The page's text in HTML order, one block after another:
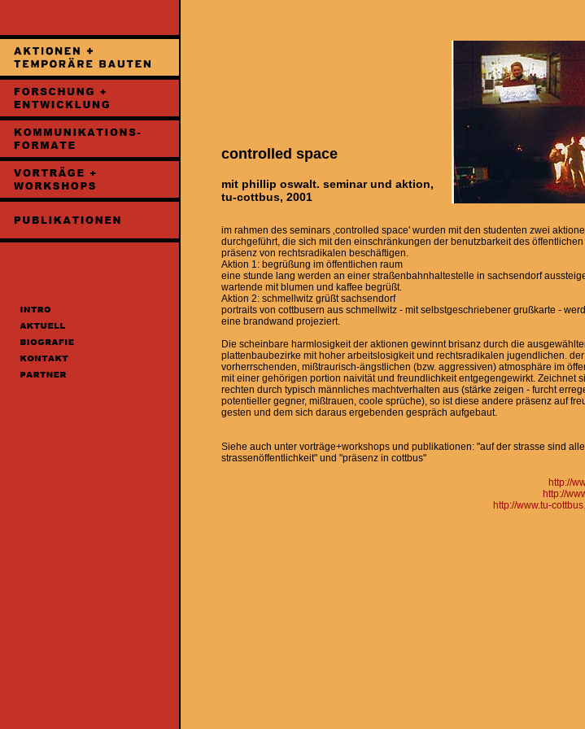
controlled space
mit phillip oswalt. seminar und aktion,
tu-cottbus, 2001
im rahmen des seminars ‚controlled space' wurden mit den studenten zwei
durchgeführt, die sich mit den einschränkungen der benutzbarkeit des
präsenz von rechtsradikalen beschäftigen.
Aktion 1: begrüßung im öffentlichen raum
eine stunde lang werden an einer straßenbahnhaltestelle in sachsendorf
wartende mit blumen und kaffee begrüßt.
Aktion 2: schmellwitz grüßt sachsendorf
portraits von cottbusern aus schmellwitz - mit selbstgeschriebener grußkarte -
eine brandwand projeziert.
Die scheinbare harmlosigkeit der aktionen gewinnt brisanz durch die
plattenbaubezirke mit hoher arbeitslosigkeit und rechtsradikalen jugendlichen.
vorherrschenden, mißtraurisch-ängstlichen (bzw. aggressiven) atmosphäre im
mit einer gehörigen portion naivität und freundlichkeit entgegengewirkt. Zeichnet
rechten durch typisch männliches machtverhalten aus (stärke zeigen - furcht
potentieller gegner, mißtrauen, coole sprüche), so ist diese andere präsenz auf
gesten und dem sich daraus ergebenden gespräch aufgebaut.
Siehe auch unter vorträge+workshops und publikationen: "auf der strasse sind
strassenöffentlichkeit" und "präsenz in cottbus"
http://
http://
http://www.tu-